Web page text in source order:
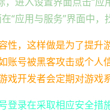
“应用与服务”界面中，
性，这样做是为了提升
账号被黑客攻击或个人
开发者会定期对游戏
登录在采取相应安全措